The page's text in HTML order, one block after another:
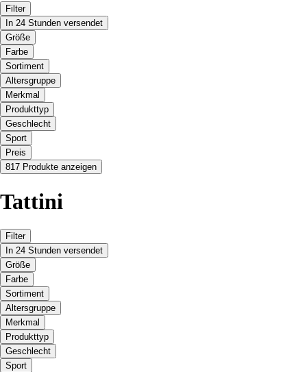
Filter
In 24 Stunden versendet
Größe
Farbe
Sortiment
Altersgruppe
Merkmal
Produkttyp
Geschlecht
Sport
Preis
817 Produkte anzeigen
Tattini
Filter
In 24 Stunden versendet
Größe
Farbe
Sortiment
Altersgruppe
Merkmal
Produkttyp
Geschlecht
Sport